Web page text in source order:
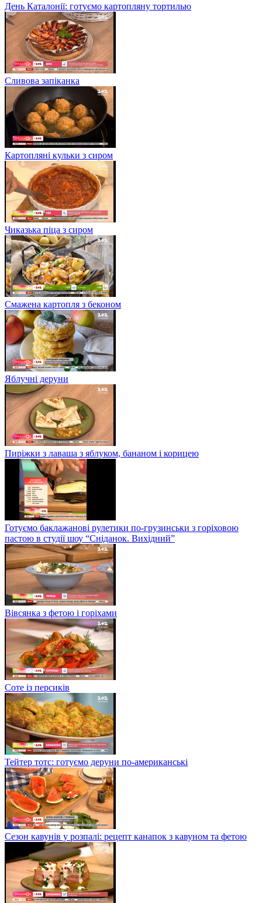
День Каталонії: готуємо картопляну тортилью
Сливова запіканка
Картопляні кульки з сиром
Чиказька піца з сиром
Смажена картопля з беконом
Яблучні деруни
Пиріжки з лаваша з яблуком, бананом і корицею
Готуємо баклажанові рулетики по-грузинськи з горіховою
пастою в студії шоу “Сніданок. Вихідний”
Вівсянка з фетою і горіхами
Соте із персиків
Тейтер тотс: готуємо деруни по-американські
Сезон кавунів у розпалі: рецепт канапок з кавуном та фетою